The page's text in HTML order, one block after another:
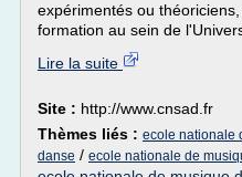
expérimentés ou
formation au sein de
Lire la suite
Site : http://www.cnsad.fr
Thèmes liés : ecole nationale
danse / ecole nationale de